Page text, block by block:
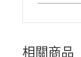
相關商品